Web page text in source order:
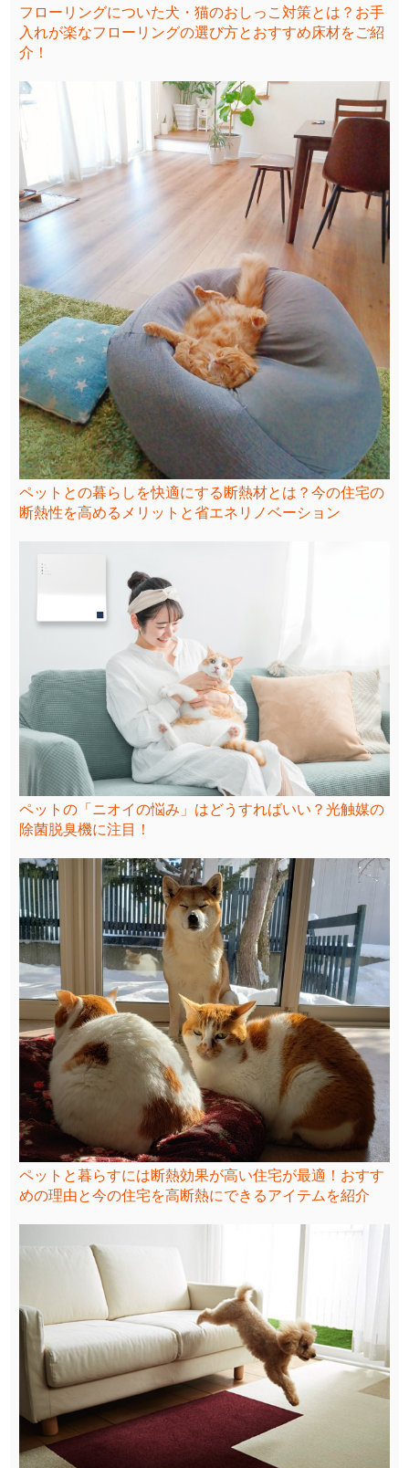
フローリングについた犬・猫のおしっこ対策とは？お手
入れが楽なフローリングの選び方とおすすめ床材をご紹
介！
ペットとの暮らしを快適にする断熱材とは？今の住宅の
断熱性を高めるメリットと省エネリノベーション
ペットの「ニオイの悩み」はどうすればいい？光触媒の
除菌脱臭機に注目！
ペットと暮らすには断熱効果が高い住宅が最適！おすす
めの理由と今の住宅を高断熱にできるアイテムを紹介